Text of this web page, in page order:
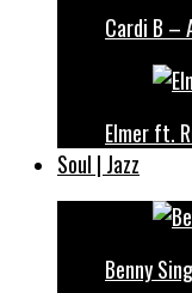
Cardi B –
Elmer ft.
Soul | Jazz
Benny